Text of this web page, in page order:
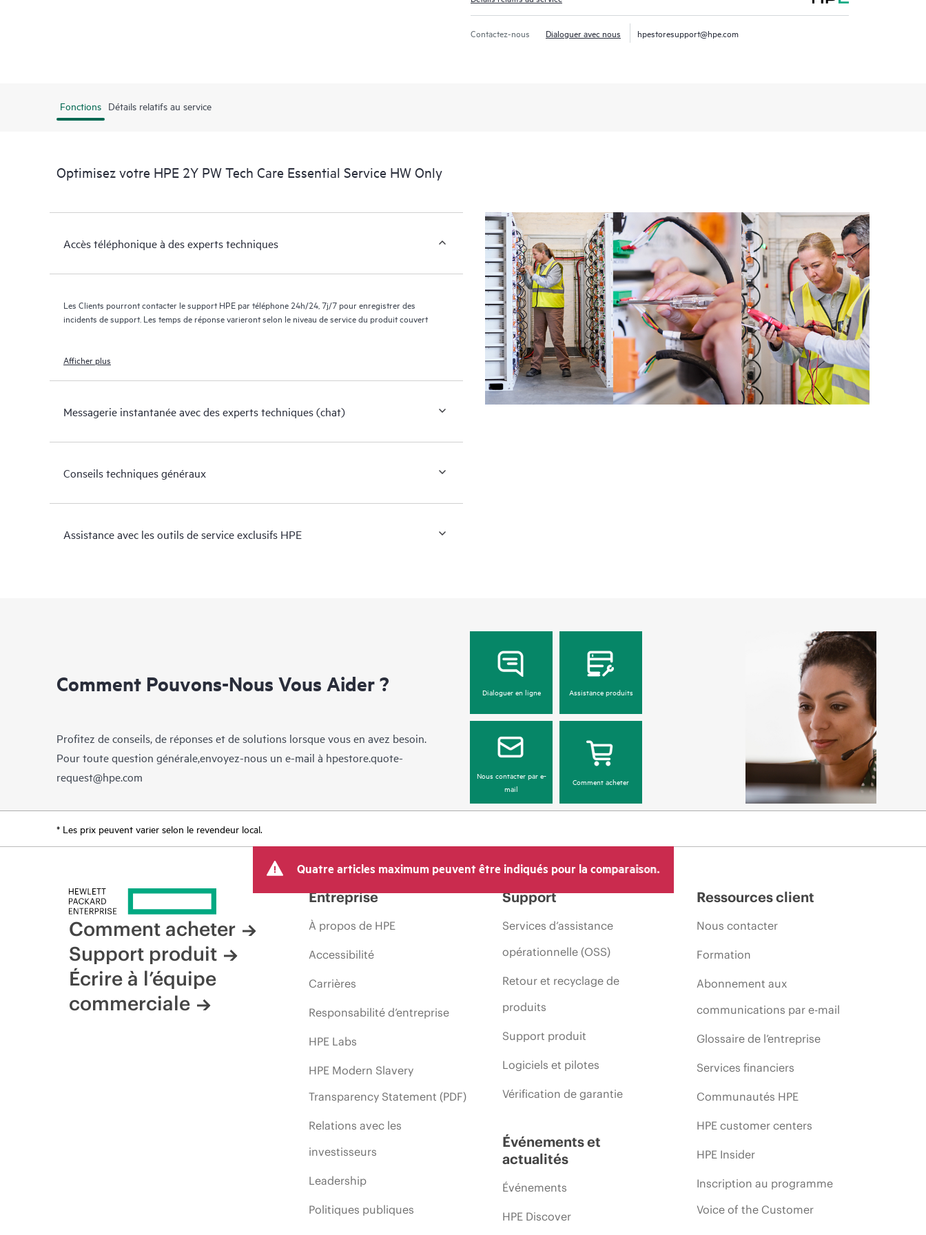
portail de service HPE, une expérience numérique personnalisée et optimisée qui fournit
des données exploitables sur des cas de service de produits HPE et des contrats de
support couverts par le service HPE Tech Care. Les Clients peuvent gérer plus
Contactez-nous Dialoguer avec nous hpestoresupport@hpe.com
Fonctions Détails relatifs au service
Optimisez votre HPE 2Y PW Tech Care Essential Service HW Only
Accès téléphonique à des experts techniques
Les Clients pourront contacter le support HPE par téléphone 24h/24, 7j/7 pour enregistrer des
incidents de support. Les temps de réponse varieront selon le niveau de service du produit couvert
Afficher plus
Messagerie instantanée avec des experts techniques (chat)
Conseils techniques généraux
Assistance avec les outils de service exclusifs HPE
Comment Pouvons-Nous Vous Aider ?
Profitez de conseils, de réponses et de solutions lorsque vous en avez besoin.
Pour toute question générale,envoyez-nous un e-mail à hpestore.quote-
request@hpe.com
Dialoguer en ligne Assistance produits
Nous contacter par e-
mail
Comment acheter
* Les prix peuvent varier selon le revendeur local.
Quatre articles maximum peuvent être indiqués pour la comparaison.
Comment acheter
Support produit
Écrire à l’équipe
commerciale
Entreprise
À propos de HPE
Accessibilité
Carrières
Responsabilité d’entreprise
HPE Labs
HPE Modern Slavery
Transparency Statement (PDF)
Relations avec les
investisseurs
Leadership
Politiques publiques
Support
Services d’assistance
opérationnelle (OSS)
Retour et recyclage de
produits
Support produit
Logiciels et pilotes
Vérification de garantie
Événements et
actualités
Événements
HPE Discover
Ressources client
Nous contacter
Formation
Abonnement aux
communications par e-mail
Glossaire de l’entreprise
Services financiers
Communautés HPE
HPE customer centers
HPE Insider
Inscription au programme
Voice of the Customer